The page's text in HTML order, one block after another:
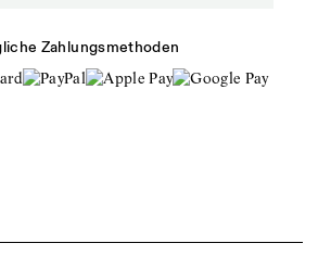
Zahlungsmethoden